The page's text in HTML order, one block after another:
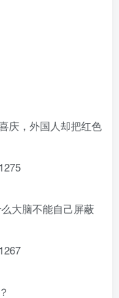
庆，外国人却把红色
大脑不能自己屏蔽